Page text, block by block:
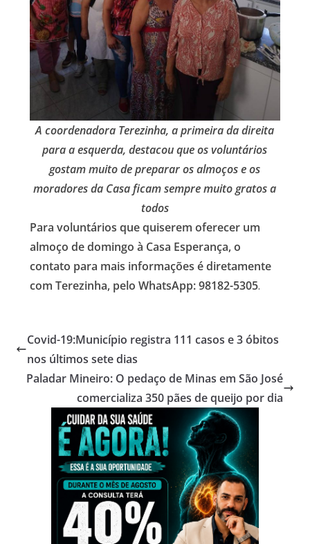
A coordenadora Terezinha, a primeira da direita
para a esquerda, destacou que os voluntários
gostam muito de preparar os almoços e os
moradores da Casa ficam sempre muito gratos a
todos
Para voluntários que quiserem oferecer um
almoço de domingo à Casa Esperança, o
contato para mais informações é diretamente
com Terezinha, pelo WhatsApp: 98182-5305.
Covid-19:Município registra 111 casos e 3 óbitos
nos últimos sete dias
Paladar Mineiro: O pedaço de Minas em São José
comercializa 350 pães de queijo por dia